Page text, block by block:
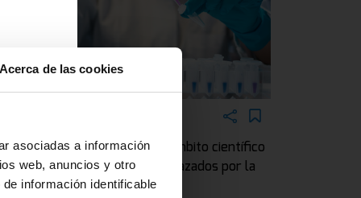
Acerca de las cookies
asociadas a información
web, anuncios y otro
información identificable
y
IA
la
¿Qué trabajos del ámbito científico
pueden verse amenazados por la
IA?